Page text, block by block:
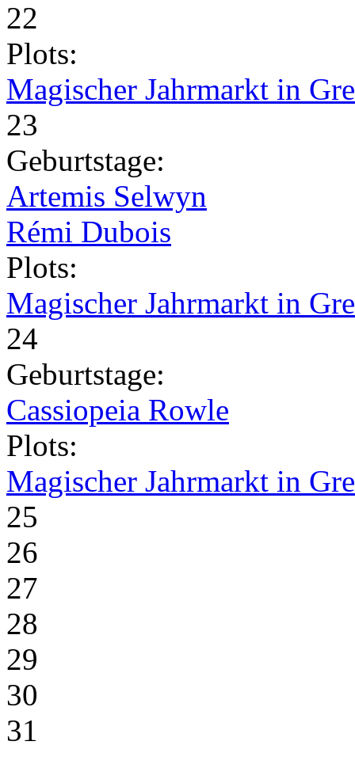
22
Plots:
Magischer Jahrmarkt in
23
Geburtstage:
Artemis Selwyn
Rémi Dubois
Plots:
Magischer Jahrmarkt in
24
Geburtstage:
Cassiopeia Rowle
Plots:
Magischer Jahrmarkt in
25
26
27
28
29
30
31